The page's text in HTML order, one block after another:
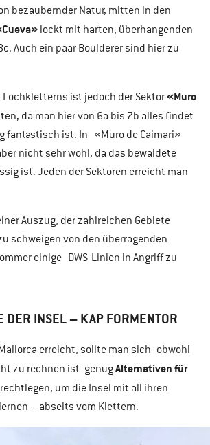
bezaubernder Natur, mitten in den
lockt mit harten, überhangenden
Auch ein paar Boulderer sind hier zu
Lochkletterns ist jedoch der Sektor«Muro
da man hier von 6a bis 7b alles findet
fantastisch ist. In «Muro de Caimari»
nicht sehr wohl, da das bewaldete
ist. Jeden der Sektoren erreicht man
Auszug, der zahlreichen Gebiete
schweigen von den überragenden
einige DWS-Linien in Angriff zu
DER INSEL – KAP FORMENTOR
erreicht, sollte man sich -obwohl
zu rechnen ist- genugAlternativen für
um die Insel mit all ihren
– abseits vom Klettern.